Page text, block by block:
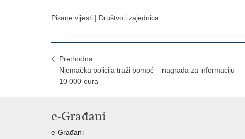
Pisane vijesti | Društvo i zajednica
Prethodna
Njemačka policija traži pomoć – nagrada za informaciju
10 000 eura
e-Građani
e-Građani